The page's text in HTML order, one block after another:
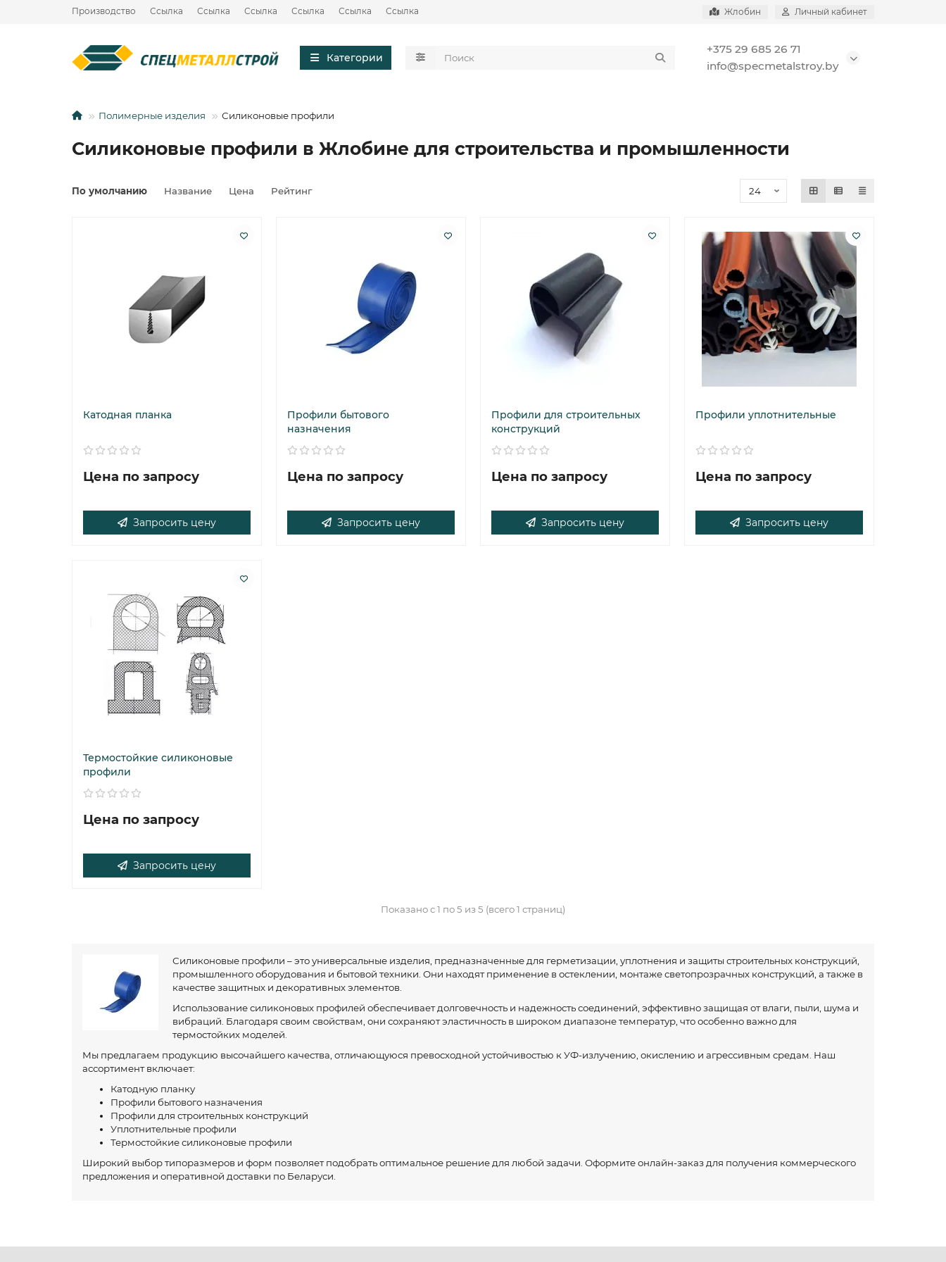
Производство Ссылка Ссылка Ссылка Ссылка Ссылка Ссылка Жлобин Личный кабинет
Категории
+375 29 685 26 71
info@specmetalstroy.by
Полимерные изделия Силиконовые профили
Силиконовые профили в Жлобине для строительства и промышленности
По умолчанию Название Цена Рейтинг
Катодная планка
Цена по запросу
Запросить цену
Профили бытового
назначения
Цена по запросу
Запросить цену
Профили для строительных
конструкций
Цена по запросу
Запросить цену
Профили уплотнительные
Цена по запросу
Запросить цену
Термостойкие силиконовые
профили
Цена по запросу
Запросить цену
Показано с 1 по 5 из 5 (всего 1 страниц)
Силиконовые профили – это универсальные изделия, предназначенные для герметизации, уплотнения и защиты строительных конструкций,
промышленного оборудования и бытовой техники. Они находят применение в остеклении, монтаже светопрозрачных конструкций, а также в
качестве защитных и декоративных элементов.
Использование силиконовых профилей обеспечивает долговечность и надежность соединений, эффективно защищая от влаги, пыли, шума и
вибраций. Благодаря своим свойствам, они сохраняют эластичность в широком диапазоне температур, что особенно важно для
термостойких моделей.
Мы предлагаем продукцию высочайшего качества, отличающуюся превосходной устойчивостью к УФ-излучению, окислению и агрессивным средам. Наш
ассортимент включает:
Катодную планку
Профили бытового назначения
Профили для строительных конструкций
Уплотнительные профили
Термостойкие силиконовые профили
Широкий выбор типоразмеров и форм позволяет подобрать оптимальное решение для любой задачи. Оформите онлайн-заказ для получения коммерческого
предложения и оперативной доставки по Беларуси.